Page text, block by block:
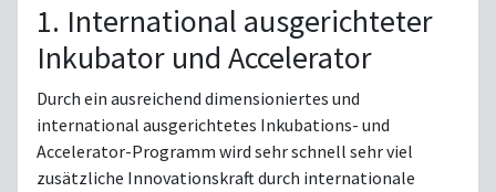
1. International ausgerichteter
Inkubator und Accelerator
Durch ein ausreichend dimensioniertes und
international ausgerichtetes Inkubations- und
Accelerator-Programm wird sehr schnell sehr viel
zusätzliche Innovationskraft durch internationale